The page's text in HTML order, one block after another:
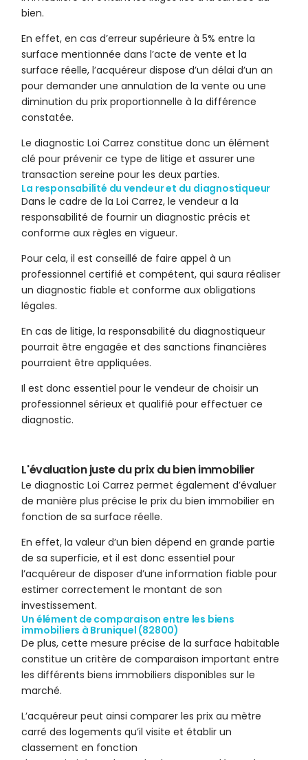
bien.
En effet, en cas d’erreur supérieure à 5% entre la
surface mentionnée dans l’acte de vente et la
surface réelle, l’acquéreur dispose d’un délai d’un an
pour demander une annulation de la vente ou une
diminution du prix proportionnelle à la différence
constatée.
Le diagnostic Loi Carrez constitue donc un élément
clé pour prévenir ce type de litige et assurer une
transaction sereine pour les deux parties.
La responsabilité du vendeur et du diagnostiqueur
Dans le cadre de la Loi Carrez, le vendeur a la
responsabilité de fournir un diagnostic précis et
conforme aux règles en vigueur.
Pour cela, il est conseillé de faire appel à un
professionnel certifié et compétent, qui saura réaliser
un diagnostic fiable et conforme aux obligations
légales.
En cas de litige, la responsabilité du diagnostiqueur
pourrait être engagée et des sanctions financières
pourraient être appliquées.
Il est donc essentiel pour le vendeur de choisir un
professionnel sérieux et qualifié pour effectuer ce
diagnostic.
L'évaluation juste du prix du bien immobilier
Le diagnostic Loi Carrez permet également d’évaluer
de manière plus précise le prix du bien immobilier en
fonction de sa surface réelle.
En effet, la valeur d’un bien dépend en grande partie
de sa superficie, et il est donc essentiel pour
l’acquéreur de disposer d’une information fiable pour
estimer correctement le montant de son
investissement.
Un élément de comparaison entre les biens
immobiliers à Bruniquel (82800)
De plus, cette mesure précise de la surface habitable
constitue un critère de comparaison important entre
les différents biens immobiliers disponibles sur le
marché.
L’acquéreur peut ainsi comparer les prix au mètre
carré des logements qu’il visite et établir un
classement en fonction